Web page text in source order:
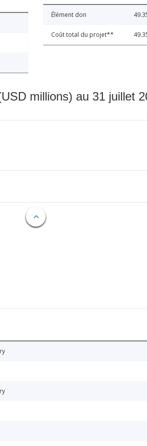
Élément don
Coût total du projet**
millions) au 31 juillet